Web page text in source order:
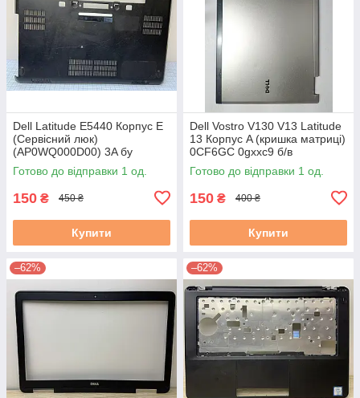
Dell Latitude E5440 Корпус E
(Сервісний люк)
(AP0WQ000D00) 3A бу
Готово до відправки 1 од.
150 ₴ 450 ₴
Купити
Dell Vostro V130 V13 Latitude
13 Корпус A (кришка матриці)
0CF6GC 0gxxc9 б/в
Готово до відправки 1 од.
150 ₴ 400 ₴
Купити
–62% –62%